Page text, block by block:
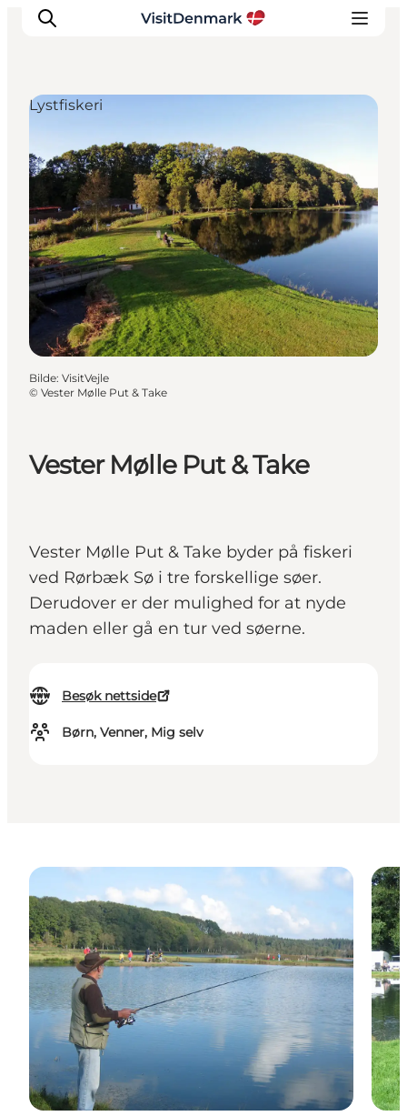
Inspirasjon
Reisemål
Aktiviteter
Overnatting
Planlegg reisen
Vester Mølle Put & Take
Vester Mølle Put & Take byder på fiskeri
ved Rørbæk Sø i tre forskellige søer.
Derudover er der mulighed for at nyde
maden eller gå en tur ved søerne.
Besøk nettside
Børn, Venner, Mig selv
Lystfiskeri
Bilde: VisitVejle
© Vester Mølle Put & Take